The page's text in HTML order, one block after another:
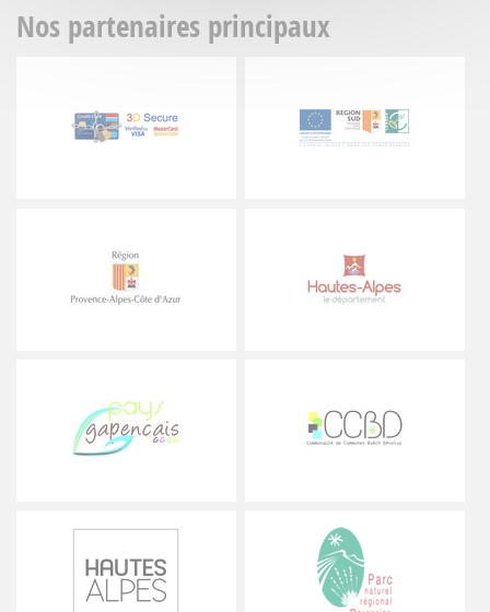
Nos partenaires principaux